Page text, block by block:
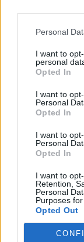
Personal
I want to
personal
Opted In
I want to
Personal
Opted In
I want to
Personal
Opted In
I want to
Retention,
Personal
Purposes
Opted Out
der kan få os
samme
dens
universet.
fælles
nysgerrighed
Sol26.
Herunder får
Nordjylland.
Aktuelt
skoledag
08. august 2026 kl.
fra i år få fri
klasse.
Initiativet skal
være til stede